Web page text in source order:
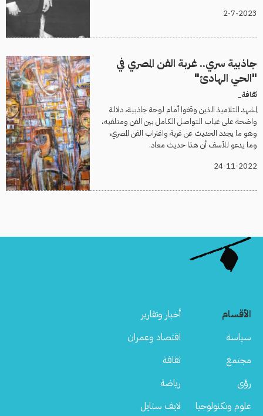
2-7-2023
جاذبية سري.. غربة الفن المصري في
"الحي الهادئ"
ثقافة_
لمشهد التلاميذ الذين وقفوا أمام لوحة جاذبية، دلالة
واضحة على غياب التواصل الكامل بين الفن ومتلقيه،
وهو ما يجدد الحديث عن غربة واغتراب الفن المصري،
وما يدعو للأسف أن هذا حديث معاد.
24-11-2022
الأقسام
أخبار وتقارير
سياسة
اقتصاد وعمران
مجتمع
ثقافة
رؤى
رياضة
علوم وتكنولوجيا
لايف ستايل